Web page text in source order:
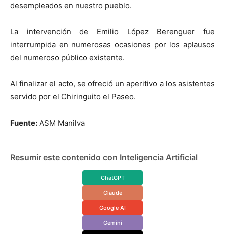
desempleados en nuestro pueblo.
La intervención de Emilio López Berenguer fue
interrumpida en numerosas ocasiones por los aplausos
del numeroso público existente.
Al finalizar el acto, se ofreció un aperitivo a los asistentes
servido por el Chiringuito el Paseo.
Fuente: ASM Manilva
Resumir este contenido con Inteligencia Artificial
ChatGPT
Claude
Google AI
Gemini